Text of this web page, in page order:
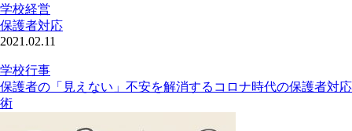
学校経営
保護者対応
2021.02.11
学校行事
保護者の「見えない」不安を解消するコロナ時代の保護者対応
術